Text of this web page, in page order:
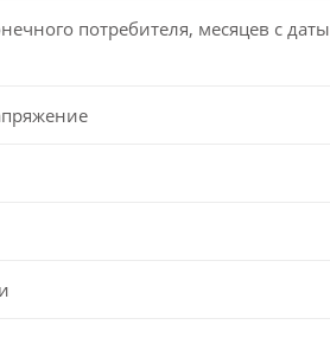
потребителя, месяцев с даты